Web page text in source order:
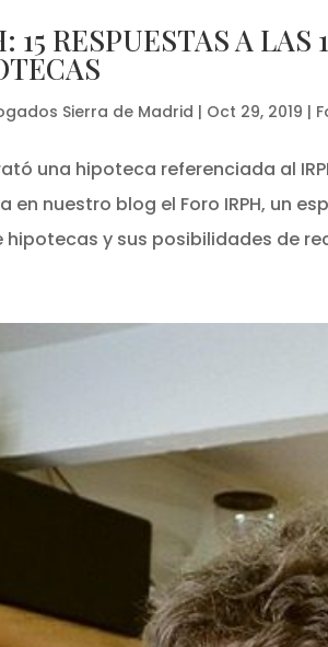
15 RESPUESTAS A LAS
Sierra de Madrid | Oct 29, 2019 |
una hipoteca referenciada al
en nuestro blog el Foro IRPH, un
hipotecas y sus posibilidades de